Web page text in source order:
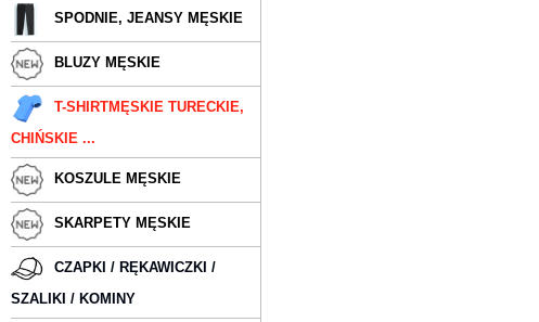
SPODNIE, JEANSY MĘSKIE
BLUZY MĘSKIE
T-SHIRTMĘSKIE TURECKIE,
CHIŃSKIE ...
KOSZULE MĘSKIE
SKARPETY MĘSKIE
CZAPKI / RĘKAWICZKI /
SZALIKI / KOMINY